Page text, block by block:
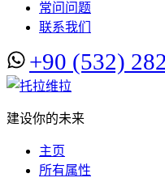
常问问题
联系我们
+90 (532)
建设你的未来
主页
所有属性